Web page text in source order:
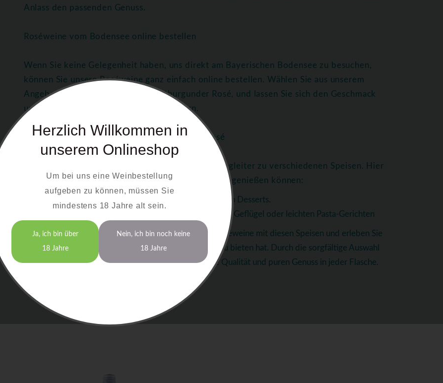
Anlass den passenden Genuss.
Roséweine vom Bodensee online bestellen
Wenn Sie keine Gelegenheit haben, uns direkt am Bayerischen Bodensee zu besuchen,
können Sie unsere Roséweine ganz einfach online bestellen. Wählen Sie aus unserem
Angebot, darunter Rotling und Spätburgunder Rosé, und lassen Sie sich den Geschmack
unserer Region bequem nach Hause liefern.
Genuss-Tipps für Rotling und Spätburgunder Rosé
Unsere Roséweine eignen sich hervorragend als Begleiter zu verschiedenen Speisen. Hier
einige Empfehlungen, wie Sie die Weine am besten genießen können:
Perfekt zu würzigen Speisen oder fruchtigen Desserts.
Eine ideale Wahl zu gegrilltem Geflügel oder leichten Pasta-Gerichten
Probieren Sie die harmonische Kombination unserer Roséweine mit diesen Speisen und erleben Sie
die kulinarische Vielfalt, die der Bayerische Bodensee zu bieten hat. Durch die sorgfältige Auswahl
und Verarbeitung der Trauben garantieren wir höchste Qualität und puren Genuss in jeder Flasche.
Herzlich Willkommen in
unserem Onlineshop
Um bei uns eine Weinbestellung
aufgeben zu können, müssen Sie
mindestens 18 Jahre alt sein.
Ja, ich bin über
18 Jahre
Nein, ich bin noch keine
18 Jahre